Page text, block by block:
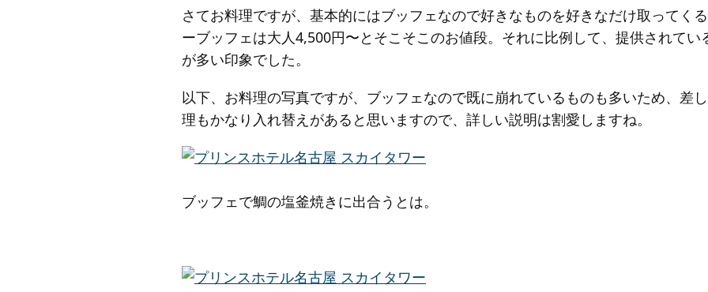
さてお料理ですが、基本的にはブッフェなので好きなものを好きなだけ取ってく
ーブッフェは大人4,500円〜とそこそこのお値段。それに比例して、提供されて
が多い印象でした。
以下、お料理の写真ですが、ブッフェなので既に崩れているものも多いため、差
理もかなり入れ替えがあると思いますので、詳しい説明は割愛しますね。
ブッフェで鯛の塩釜焼きに出合うとは。